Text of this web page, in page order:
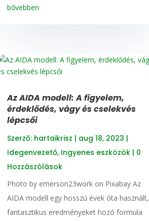
bővebben
Az AIDA modell: A figyelem,
érdeklődés, vágy és cselekvés
lépcsői
Szerző: hartaikrisz | aug 18, 2023 |
Idegenvezető, Ingyenes eszközök| 0
Hozzászólások
‍Photo by emerson23work on Pixabay ‍Az
AIDA modell egy hosszú évek óta használt,
fantasztikus eredményeket hozó formula